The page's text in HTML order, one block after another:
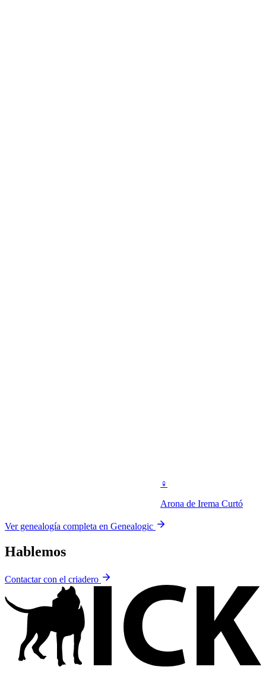
♀
Arona de Irema Curtó
Ver genealogía completa en Genealogic
Hablemos
Contactar con el criadero